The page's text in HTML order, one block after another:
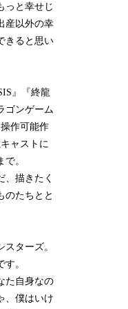
っと幸せじ
産以外の幸
きると思い
』『終龍
ゴンゲーム
作可能作
ャストに
。
、描きたく
のたちとと
ターズ。
。
た自身なの
、僕はいけ